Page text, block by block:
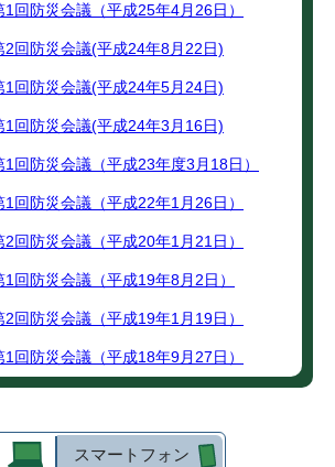
回防災会議（平成25年4月26日）
2回防災会議(平成24年8月22日)
1回防災会議(平成24年5月24日)
1回防災会議(平成24年3月16日)
回防災会議（平成23年度3月18日）
回防災会議（平成22年1月26日）
回防災会議（平成20年1月21日）
回防災会議（平成19年8月2日）
回防災会議（平成19年1月19日）
回防災会議（平成18年9月27日）
スマートフォン